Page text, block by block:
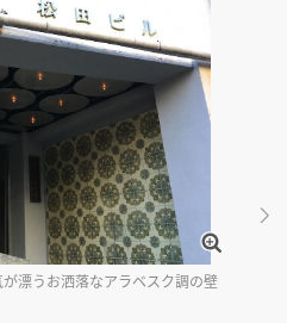
ー
工会社様へ
ご検討中の方へ
漂うお洒落なアラベスク調の壁